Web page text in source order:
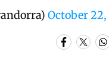
October 22,